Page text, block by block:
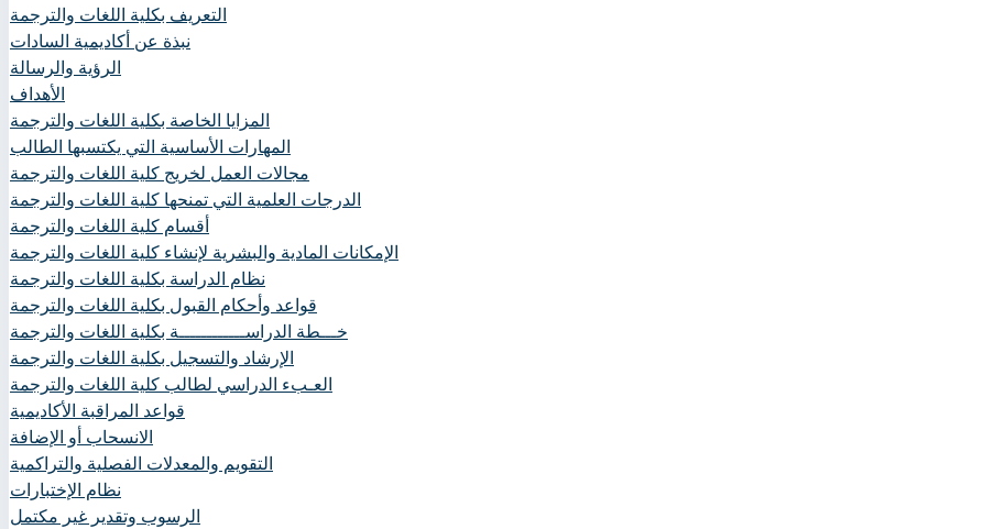
التعريف بكلية اللغات والترجمة
نبذة عن أكاديمية السادات
الرؤية والرسالة
الأهداف
المزايا الخاصة بكلية اللغات والترجمة
المهارات الأساسية التي يكتسبها الطالب
مجالات العمل لخريج كلية اللغات والترجمة
الدرجات العلمية التي تمنحها كلية اللغات والترجمة
أقسام كلية اللغات والترجمة
الإمكانات المادية والبشرية لإنشاء كلية اللغات والترجمة
نظام الدراسة بكلية اللغات والترجمة
قواعد وأحكام القبول بكلية اللغات والترجمة
خـــطة الدراســــــــــــة بكلية اللغات والترجمة
الإرشاد والتسجيل بكلية اللغات والترجمة
العـبء الدراسي لطالب كلية اللغات والترجمة
قواعد المراقبة الأكاديمية
الانسحاب أو الإضافة
التقويم والمعدلات الفصلية والتراكمية
نظام الإختبارات
الرسوب وتقدير غير مكتمل